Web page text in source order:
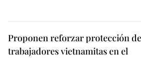
Proponen reforzar protección de
trabajadores vietnamitas en el